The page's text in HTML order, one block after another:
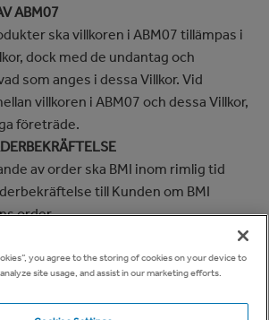
ABM07
ska villkoren i ABM07 tillämpas i
dock med de undantag och
som anges i dessa Villkor. Vid
villkoren i ABM07 och dessa Villkor,
företräde.
av order ska BMI inom rimlig tid
till Kunden om BMI
order.
anledning att befara att
att fullgöra sina
you agree to the storing of cookies on your device to
site usage, and assist in our marketing efforts.